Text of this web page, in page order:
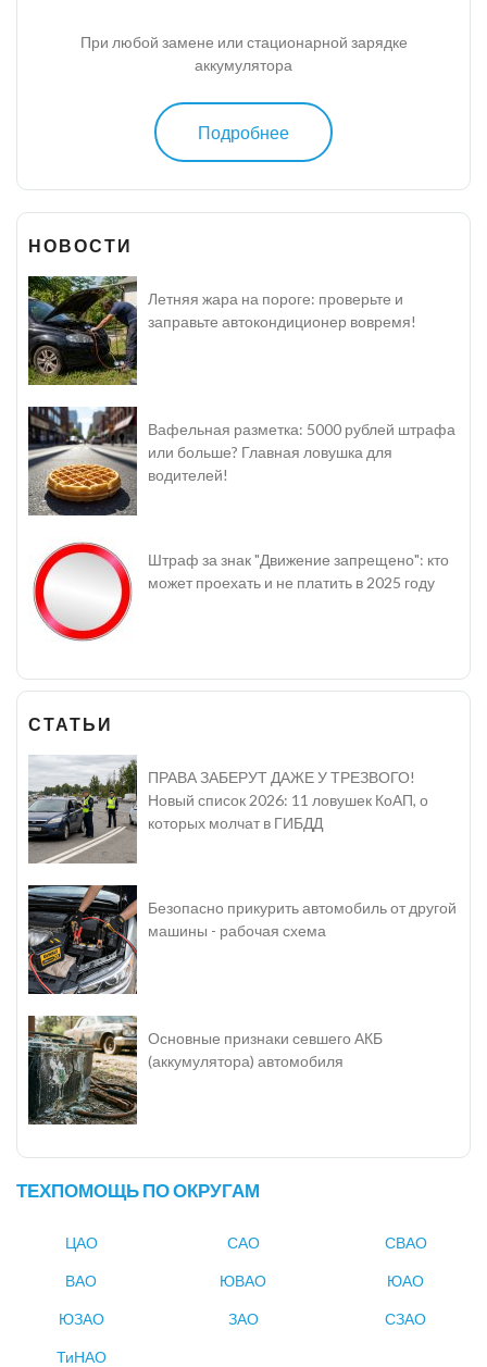
При любой замене или стационарной зарядке
аккумулятора
Подробнее
НОВОСТИ
Летняя жара на пороге: проверьте и
заправьте автокондиционер вовремя!
Вафельная разметка: 5000 рублей штрафа
или больше? Главная ловушка для
водителей!
Штраф за знак "Движение запрещено": кто
может проехать и не платить в 2025 году
СТАТЬИ
ПРАВА ЗАБЕРУТ ДАЖЕ У ТРЕЗВОГО!
Новый список 2026: 11 ловушек КоАП, о
которых молчат в ГИБДД
Безопасно прикурить автомобиль от другой
машины - рабочая схема
Основные признаки севшего АКБ
(аккумулятора) автомобиля
ТЕХПОМОЩЬ ПО ОКРУГАМ
ЦАО САО СВАО
ВАО ЮВАО ЮАО
ЮЗАО ЗАО СЗАО
ТиНАО